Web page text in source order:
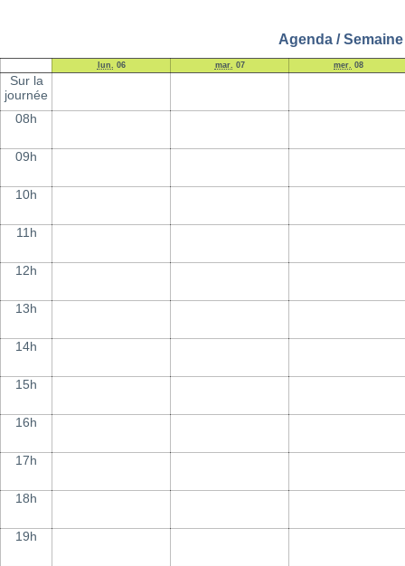
Agenda /
lun. 06 mar. 07 mer. 08
Sur la
journée
08h
09h
10h
11h
12h
13h
14h
15h
16h
17h
18h
19h